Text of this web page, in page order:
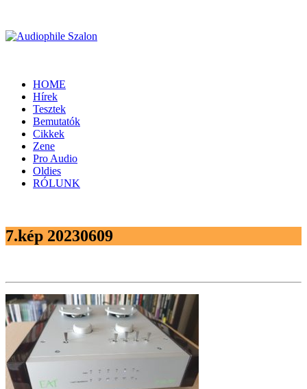
HOME
Hírek
Tesztek
Bemutatók
Cikkek
Zene
Pro Audio
Oldies
RÓLUNK
7.kép 20230609